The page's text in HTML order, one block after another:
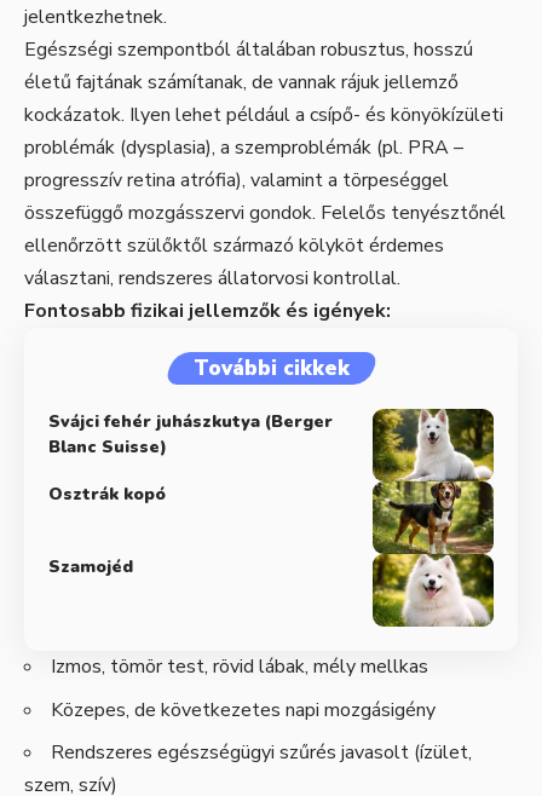
jelentkezhetnek.
Egészségi szempontból általában robusztus, hosszú
életű fajtának számítanak, de vannak rájuk jellemző
kockázatok. Ilyen lehet például a csípő- és könyökízületi
problémák (dysplasia), a szemproblémák (pl. PRA –
progresszív retina atrófia), valamint a törpeséggel
összefüggő mozgásszervi gondok. Felelős tenyésztőnél
ellenőrzött szülőktől származó kölyköt érdemes
választani, rendszeres állatorvosi kontrollal.
Fontosabb fizikai jellemzők és igények:
További cikkek
Svájci fehér juhászkutya (Berger
Blanc Suisse)
Osztrák kopó
Szamojéd
Izmos, tömör test, rövid lábak, mély mellkas
Közepes, de következetes napi mozgásigény
Rendszeres egészségügyi szűrés javasolt (ízület,
szem, szív)